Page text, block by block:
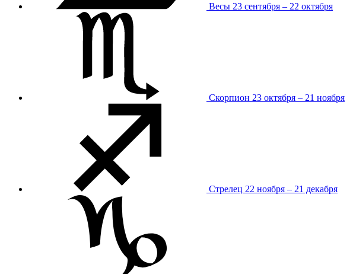
Весы 23 сентября – 22 октября
Скорпион 23 октября – 21 ноября
Стрелец 22 ноября – 21 декабря